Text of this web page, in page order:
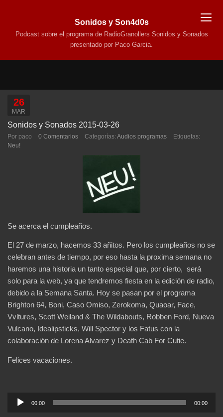
Sonidos y Son4d0s
Podcast sobre el programa de RadioGranollers Sonidos y Sonados
presentado por Paco Garcia.
26
MAR
Sonidos y Sonados 2015-03-26
Por paco 0 Comentarios Categorías: Audios programas
Etiquetas:
Neu!
Se acerca el cumpleaños.
El 27 de marzo, hacemos 33 añitos. Pero los cumpleaños no se
celebran antes de tiempo, por eso hasta la proxima semana no
haremos una historia un tanto especial que, por cierto, será
solo para la web, ya que tendremos fiesta en la edición de radio,
debido a la Semana Santa. Hoy se pasan por el programa
Brighton 64, Boni, Caso Omiso, Zerokoma, Quaoar, Face,
Vvltures, Scott Weiland & The Wildabouts, Robben Ford, Nueva
Vulcano, Idealipsticks, Will Spector y los Fatus con la
colaboración de Lorena Alvarez y Death Cab For Cutie.
Felices vacaciones.
Reproductor
00:00 00:00